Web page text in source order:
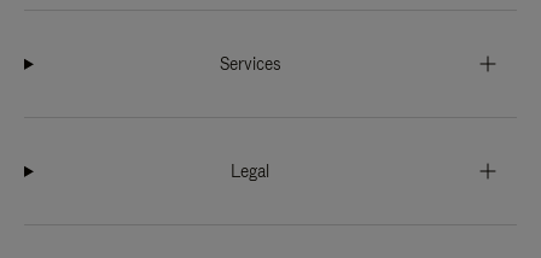
Services
Legal